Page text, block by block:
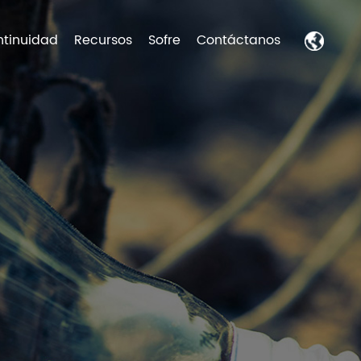
Recursos Sofre Contáctanos